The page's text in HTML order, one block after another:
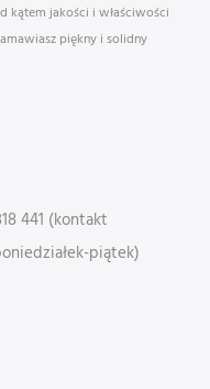
kątem jakości i właściwości
piękny i solidny
441 (kontakt
piątek)